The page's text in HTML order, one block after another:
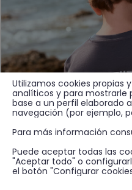
Utilizamos cookies propias
analíticos y para mostrarle
base a un perfil elaborado
navegación (por ejemplo,
Para más información
Puede aceptar todas las
"Aceptar todo" o
el botón "Configurar